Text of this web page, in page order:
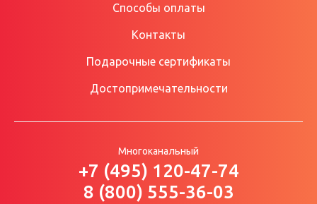
Способы оплаты
Контакты
Подарочные сертификаты
Достопримечательности
Многоканальный
+7 (495) 120-47-74
8 (800) 555-36-03